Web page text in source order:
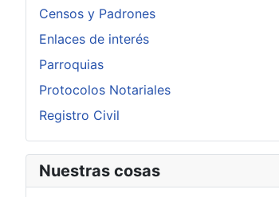
Censos y Padrones
Enlaces de interés
Parroquias
Protocolos Notariales
Registro Civil
Nuestras cosas